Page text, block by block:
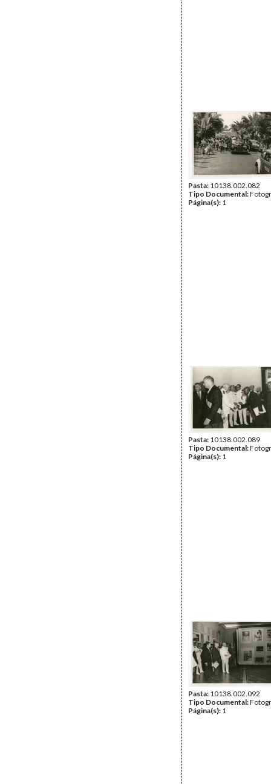
Pasta: 10138.002.082
Tipo Documental:
Página(s): 1
Pasta: 10138.002.089
Tipo Documental:
Página(s): 1
Pasta: 10138.002.092
Tipo Documental:
Página(s): 1